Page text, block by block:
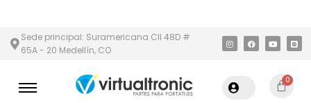
Sede principal: Suramericana Cll 48D #
65A - 20 Medellín, CO
0